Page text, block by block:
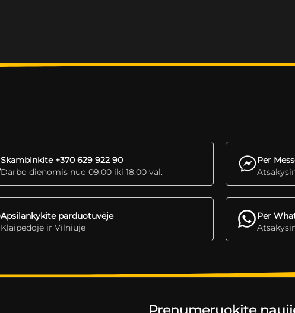
Skambinkite +370 629 922 90
Darbo dienomis nuo 09:00 iki 18:00 val.
Per
Apsilankykite parduotuvėje
Klaipėdoje ir Vilniuje
Per